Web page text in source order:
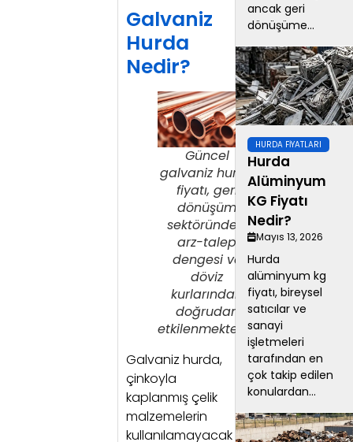
Galvaniz
Hurda
Nedir?
Güncel
galvaniz hurda
fiyatı, geri
dönüşüm
sektöründeki
arz-talep
dengesi ve
döviz
kurlarından
doğrudan
etkilenmektedir.
Galvaniz hurda,
çinkoyla
kaplanmış çelik
malzemelerin
kullanılamayacak
ancak geri
dönüşüme...
HURDA FIYATLARI
Hurda
Alüminyum
KG Fiyatı
Nedir?
Mayıs 13, 2026
Hurda
alüminyum kg
fiyatı, bireysel
satıcılar ve
sanayi
işletmeleri
tarafından en
çok takip edilen
konulardan...